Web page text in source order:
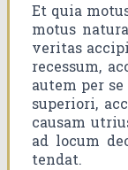
Et quia
motus
veritas
recessum,
autem per
superiori,
causam
ad locum
tendat.